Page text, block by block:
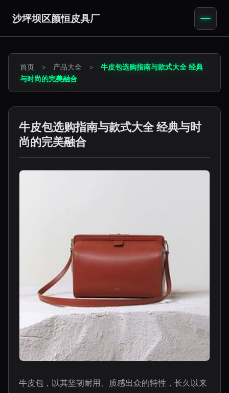
沙坪坝区颜恒皮具厂
首页 > 产品大全 >
牛皮包选购指南与款式大全 经典
与时尚的完美融合
牛皮包选购指南与款式大全 经典与时
尚的完美融合
牛皮包，以其坚韧耐用、质感出众的特性，长久以来